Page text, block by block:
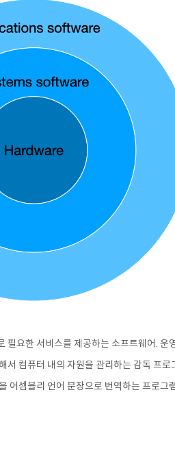
필요한 서비스를 제공하는 소프트웨어. 운
서 컴퓨터 내의 자원을 관리하는 감독 프로
어셈블리 언어 문장으로 번역하는 프로그